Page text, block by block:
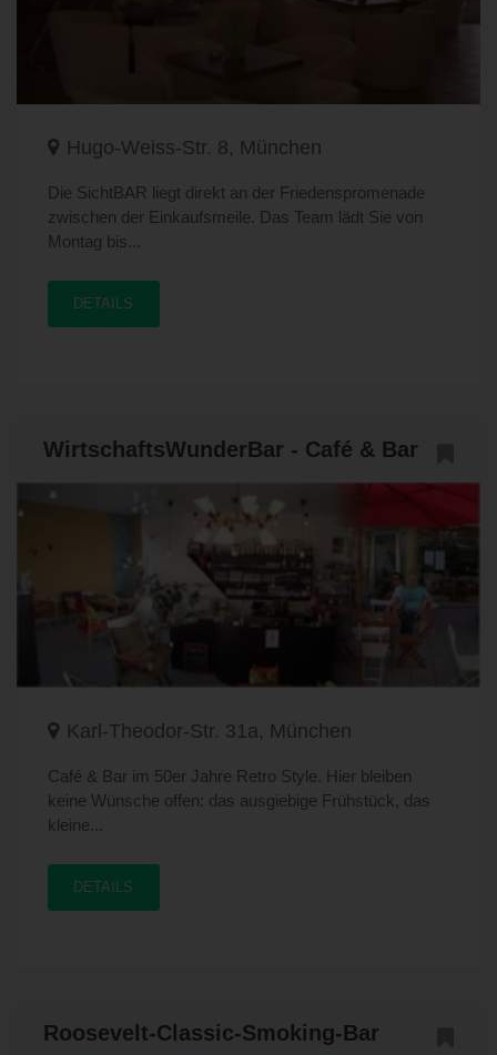
Hugo-Weiss-Str. 8, München
Die SichtBAR liegt direkt an der Friedenspromenade
zwischen der Einkaufsmeile. Das Team lädt Sie von
Montag bis...
DETAILS
WirtschaftsWunderBar - Café & Bar
Karl-Theodor-Str. 31a, München
Café & Bar im 50er Jahre Retro Style. Hier bleiben
keine Wünsche offen: das ausgiebige Frühstück, das
kleine...
DETAILS
Roosevelt-Classic-Smoking-Bar